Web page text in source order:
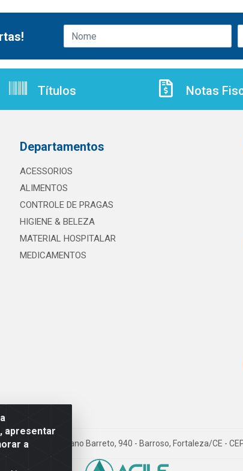
apresentar
a
Títulos Notas
Departamentos
ACESSORIOS
ALIMENTOS
CONTROLE DE PRAGAS
HIGIENE & BELEZA
MATERIAL HOSPITALAR
MEDICAMENTOS
- Rua Maximiano Barreto, 940 - Barroso, Fortaleza/CE -